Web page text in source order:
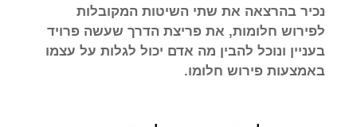
נכיר בהרצאה את שתי השיטות המקובלות
לפירוש חלומות, את פריצת הדרך שעשה פרויד
בעניין ונוכל להבין מה אדם יכול לגלות על עצמו
באמצעות פירוש חלומו.